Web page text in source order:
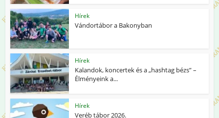
Hírek
Vándortábor a Bakonyban
Hírek
Kalandok, koncertek és a „hashtag bézs” –
Élményeink a...
Hírek
Veréb tábor 2026.